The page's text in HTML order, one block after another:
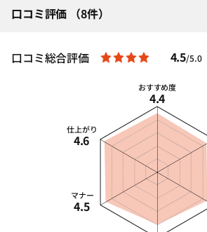
口コミ評価 （8件）
口コミ総合評価 4.5/5.0
おすすめ度
4.4
マナー
4.5
仕上がり
4.6